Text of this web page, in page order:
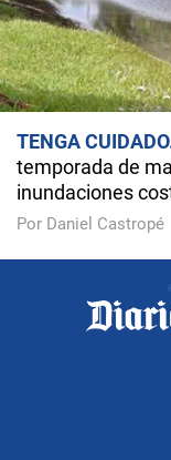
TENGA CUIDADO
temporada de
inundaciones
Por Daniel Castropé